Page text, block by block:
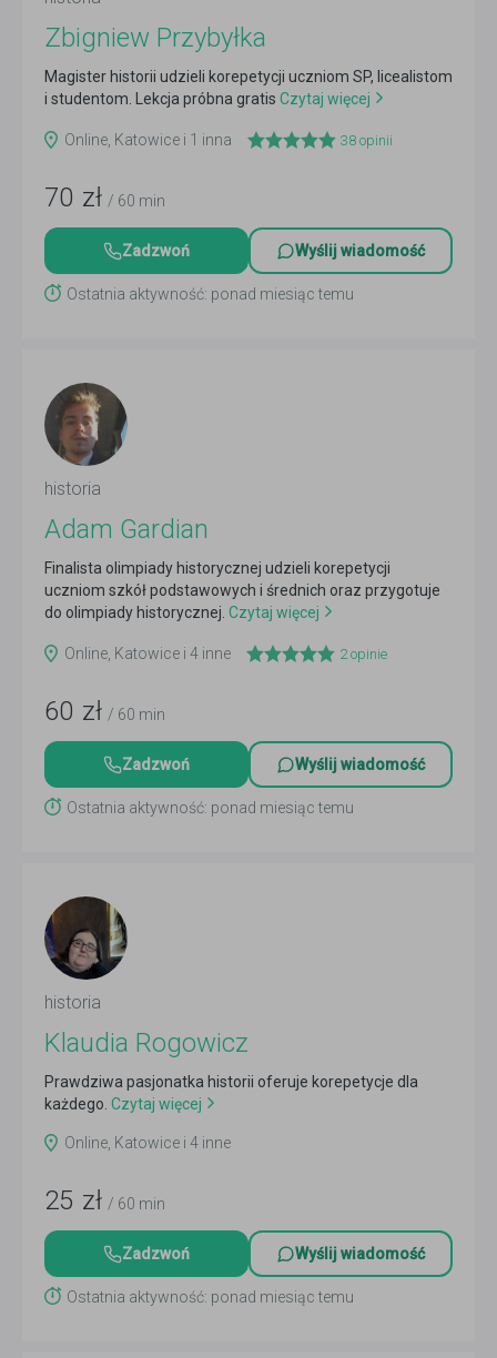
Zbigniew Przybyłka
Magister historii udzieli korepetycji uczniom SP, licealistom
i studentom. Lekcja próbna gratis Czytaj więcej
Online, Katowice i 1 inna 38 opinii
70 zł / 60 min
Zadzwoń Wyślij wiadomość
Ostatnia aktywność: ponad miesiąc temu
historia
Adam Gardian
Finalista olimpiady historycznej udzieli korepetycji
uczniom szkół podstawowych i średnich oraz przygotuje
do olimpiady historycznej. Czytaj więcej
Online, Katowice i 4 inne 2opinie
60 zł / 60 min
Zadzwoń Wyślij wiadomość
Ostatnia aktywność: ponad miesiąc temu
historia
Klaudia Rogowicz
Prawdziwa pasjonatka historii oferuje korepetycje dla
każdego. Czytaj więcej
Online, Katowice i 4 inne
25 zł / 60 min
Zadzwoń Wyślij wiadomość
Ostatnia aktywność: ponad miesiąc temu